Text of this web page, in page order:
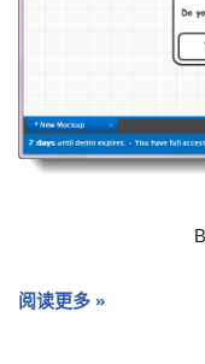
阅读更多 »